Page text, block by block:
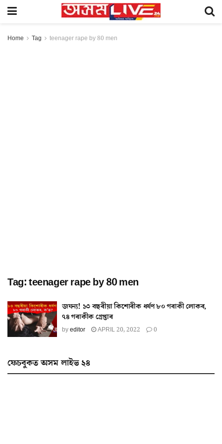
Home Tag teenager rape by 80 men
Tag:teenager rape by 80 men
জঘন্য! ১৩ বছৰীয়া কিশোৰীক ধৰ্ষণ ৮০ গৰাকী লোকৰ,
৭৪ গৰাকীক গ্ৰেপ্তাৰ
byeditor APRIL 20, 2022 0
ফেচবুকত অসম লাইভ ২৪